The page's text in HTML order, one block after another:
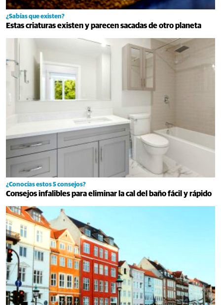
¿Sabías que existen?
Estas criaturas existen y parecen sacadas de otro planeta
¿Conocías estos 5 consejos?
Consejos infalibles para eliminar la cal del baño fácil y rápido